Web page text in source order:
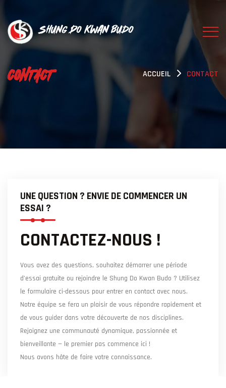
Shung Do Kwan Budo
CONTACT ACCUEIL CONTACT
UNE QUESTION ? ENVIE DE COMMENCER UN
ESSAI ?
CONTACTEZ-NOUS !
Vous avez des questions, souhaitez démarrer une période
d’essai gratuite ou rejoindre le Shung Do Kwan Budo ? Utilisez
le formulaire ci-dessous pour entrer en contact avec nous.
Notre équipe se fera un plaisir de vous répondre rapidement et
de vous guider dans votre découverte de nos disciplines.
Rejoignez une communauté dynamique, passionnée et
bienveillante — le premier pas commence ici !
Nous avons hâte de faire votre connaissance.